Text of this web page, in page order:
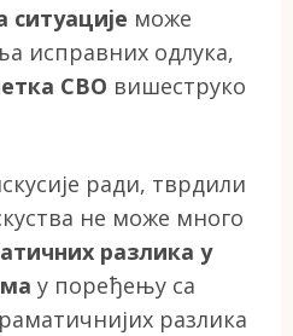
ситуације може
исправних одлука,
СВО вишеструко
ради, тврдили
не може много
разлика у
у поређењу са
разлика